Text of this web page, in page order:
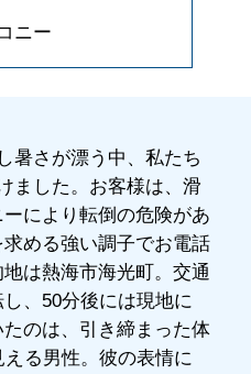
ニー
暑さが漂う中、私たち
ました。お客様は、滑
により転倒の危険があ
める強い調子でお電話
は熱海市海光町。交通
、50分後には現地に
のは、引き締まった体
る男性。彼の表情に